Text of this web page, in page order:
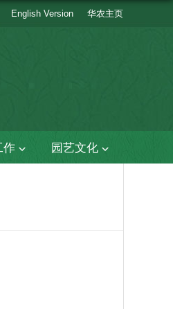
English Version 华农主页
作 园艺文化